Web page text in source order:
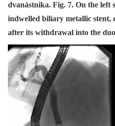
dvanástnika. Fig. 7. On the left
indwelled biliary metallic stent,
after its withdrawal into the